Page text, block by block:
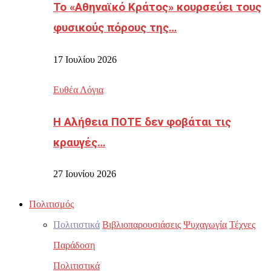
Το «Αθηναϊκό Κράτος» κουρσεύει τους
φυσικούς πόρους της…
17 Ιουλίου 2026
Ευθέα Λόγια
Η Αλήθεια ΠΟΤΕ δεν φοβάται τις
κραυγές…
27 Ιουνίου 2026
Πολιτισμός
Πολιτιστικά Βιβλιοπαρουσιάσεις Ψυχαγωγία Τέχνες
Παράδοση
Πολιτιστικά